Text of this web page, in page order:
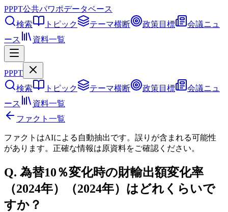
PPPT公共パワポデータベース
検索
トピック テーマ横断 政策目標
会議ニュ
ース
資料一覧
PPPT
検索
トピック テーマ横断 政策目標
会議ニュ
ース
資料一覧
ファクト一覧
ファクトはAIによる自動抽出です。誤りが含まれる可能性
があります。正確な情報は原資料をご確認ください。
Q. 為替10％変化時の財輸出額変化率
（2024年）（2024年）はどれくらいで
すか？